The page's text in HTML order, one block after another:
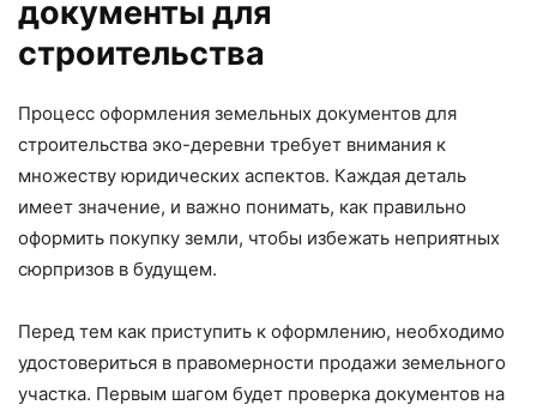
документы для
строительства
Процесс оформления земельных документов для
строительства эко-деревни требует внимания к
множеству юридических аспектов. Каждая деталь
имеет значение, и важно понимать, как правильно
оформить покупку земли, чтобы избежать неприятных
сюрпризов в будущем.
Перед тем как приступить к оформлению, необходимо
удостовериться в правомерности продажи земельного
участка. Первым шагом будет проверка документов на